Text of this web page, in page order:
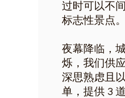
过时可以不
标志性景点。
夜幕降临，
烁，我们供
深思熟虑且
单，提供 3